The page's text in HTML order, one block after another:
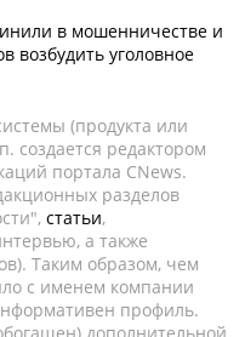
в мошенничестве и
возбудить уголовное
(продукта или
создается редактором
портала CNews.
разделов
статьи,
а также
Таким образом, чем
с именем компании
профиль.